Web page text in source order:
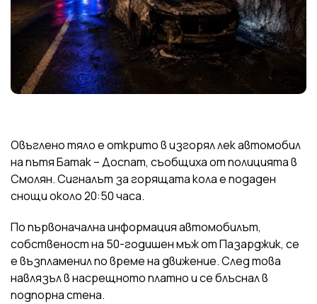
Овъглено тяло е открито в изгорял лек автомобил
на пътя Батак – Доспат, съобщиха от полицията в
Смолян. Сигналът за горящата кола е подаден
снощи около 20:50 часа.
По първоначална информация автомобилът,
собственост на 50-годишен мъж от Пазарджик, се
е възпламенил по време на движение. След това
навлязъл в насрещното платно и се блъснал в
подпорна стена.